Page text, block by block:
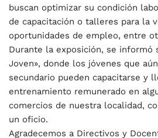
buscan optimizar su condición
de capacitación o talleres para la
oportunidades de empleo, entre
Durante la exposición, se informó
Joven», donde los jóvenes que
secundario pueden capacitarse y
entrenamiento remunerado en
comercios de nuestra localidad,
un oficio.
Agradecemos a Directivos y